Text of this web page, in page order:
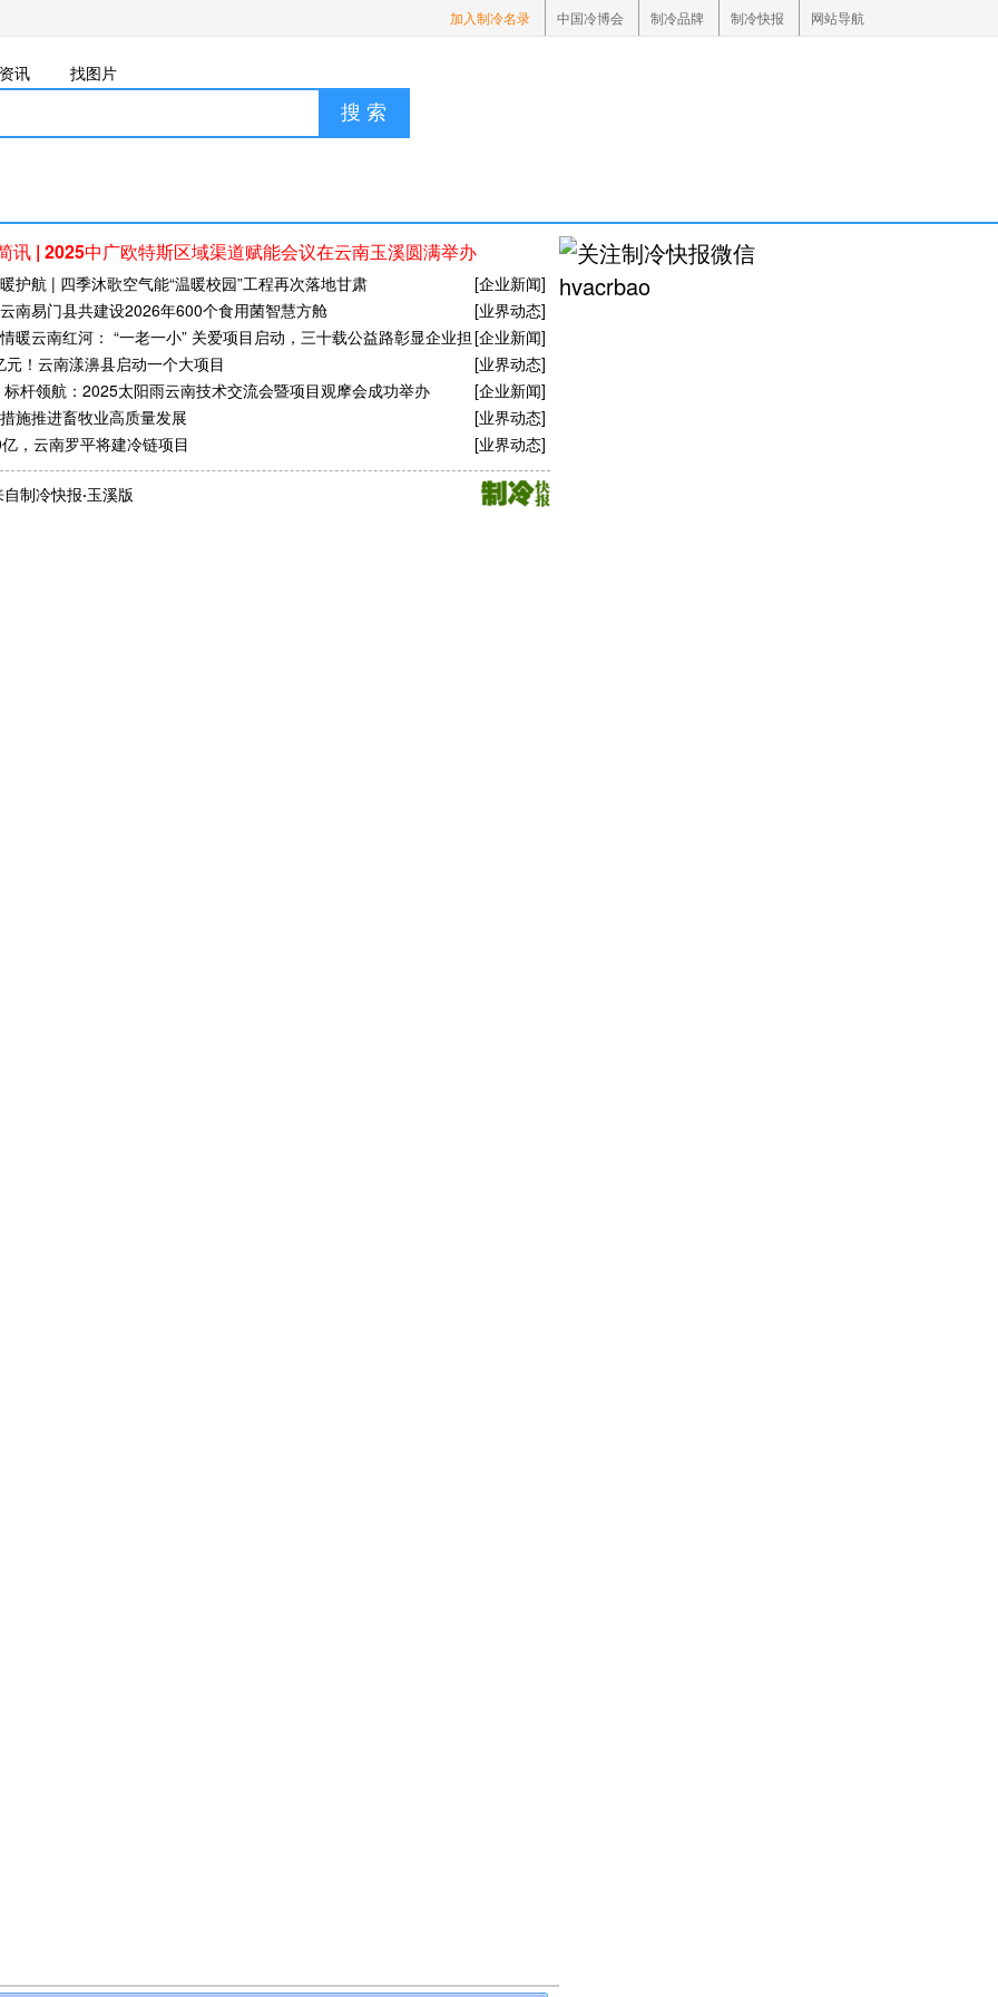
加入制冷名录 中国冷博会 制冷品牌 制冷快报 网站导航
讯
找图片
搜 索
讯 | 2025中广欧特斯区域渠道赋能会议在云南玉溪圆满举办
[企业新闻]
护航 | 四季沐歌空气能“温暖校园”工程再次落地甘肃
[业界动态]
南易门县共建设2026年600个食用菌智慧方舱
[企业新闻]
暖云南红河： “一老一小” 关爱项目启动，三十载公益路彰显企业担
[业界动态]
元！云南漾濞县启动一个大项目
[企业新闻]
杆领航：2025太阳雨云南技术交流会暨项目观摩会成功举办
[业界动态]
施推进畜牧业高质量发展
[业界动态]
，云南罗平将建冷链项目
制冷快报·玉溪版